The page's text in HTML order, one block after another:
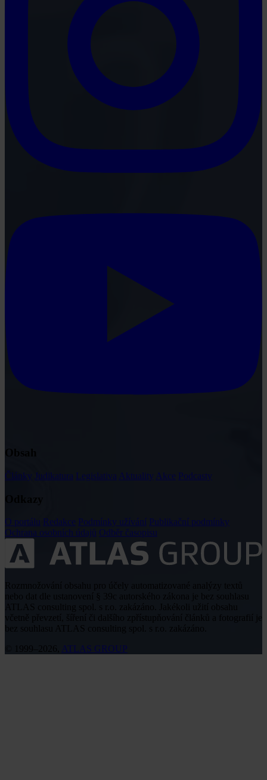
Články Judikatura Legislativa Aktuality Akce Podcasty
O portálu Redakce Podmínky užívání Publikační podmínky
Ochrana osobních údajů Odběr časopisu
včetně převzetí, šíření či dalšího zpřístupňování článků a fotografií je
ATLAS GROUP